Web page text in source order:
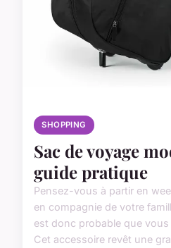
SHOPPING
Sac de voyage
guide pratique
Pensez-vous à partir en
en compagnie de votre
est donc probable que
Cet accessoire revêt une